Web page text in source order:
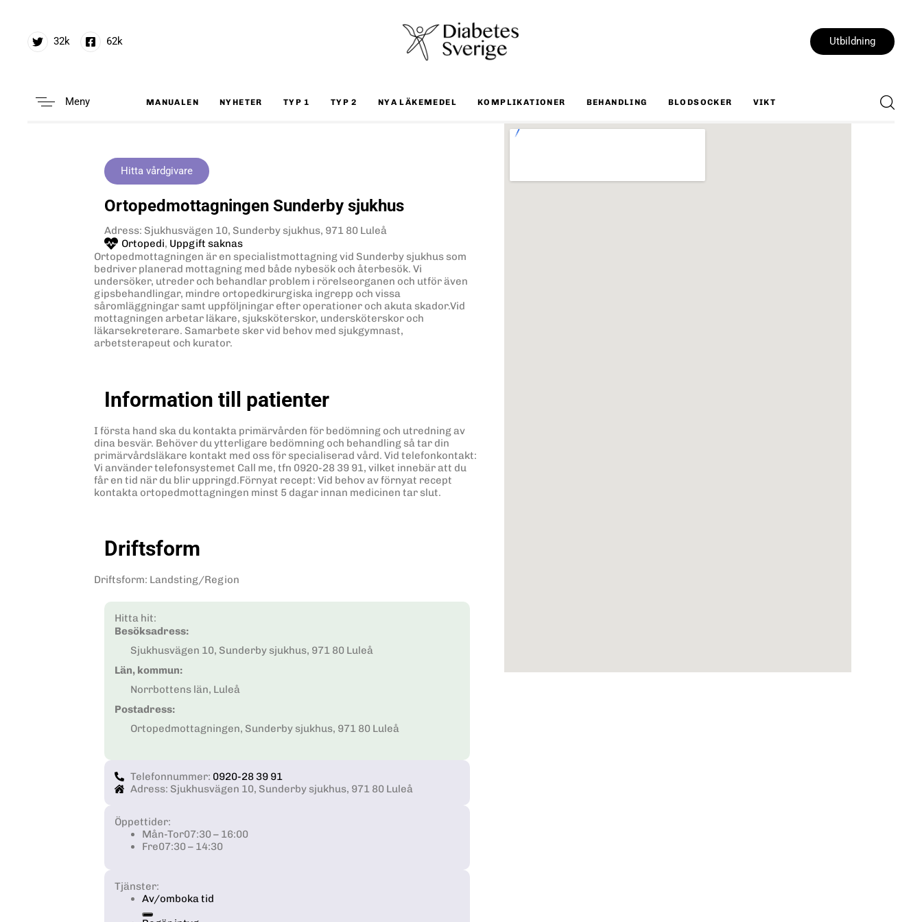
32k 62k Utbildning
Meny MANUALEN NYHETER TYP 1 TYP 2 NYA LÄKEMEDEL KOMPLIKATIONER BEHANDLING BLODSOCKER VIKT
Hitta vårdgivare
Ortopedmottagningen Sunderby sjukhus
Adress: Sjukhusvägen 10, Sunderby sjukhus, 971 80 Luleå
Ortopedi, Uppgift saknas
Ortopedmottagningen är en specialistmottagning vid Sunderby sjukhus som
bedriver planerad mottagning med både nybesök och återbesök. Vi
undersöker, utreder och behandlar problem i rörelseorganen och utför även
gipsbehandlingar, mindre ortopedkirurgiska ingrepp och vissa
såromläggningar samt uppföljningar efter operationer och akuta skador.Vid
mottagningen arbetar läkare, sjuksköterskor, undersköterskor och
läkarsekreterare. Samarbete sker vid behov med sjukgymnast,
arbetsterapeut och kurator.
Information till patienter
I första hand ska du kontakta primärvården för bedömning och utredning av
dina besvär. Behöver du ytterligare bedömning och behandling så tar din
primärvårdsläkare kontakt med oss för specialiserad vård. Vid telefonkontakt:
Vi använder telefonsystemet Call me, tfn 0920-28 39 91, vilket innebär att du
får en tid när du blir uppringd.Förnyat recept: Vid behov av förnyat recept
kontakta ortopedmottagningen minst 5 dagar innan medicinen tar slut.
Driftsform
Driftsform: Landsting/Region
Hitta hit:
Besöksadress:
Sjukhusvägen 10, Sunderby sjukhus, 971 80 Luleå
Län, kommun:
Norrbottens län, Luleå
Postadress:
Ortopedmottagningen, Sunderby sjukhus, 971 80 Luleå
Telefonnummer: 0920-28 39 91
Adress: Sjukhusvägen 10, Sunderby sjukhus, 971 80 Luleå
Öppettider:
Mån-Tor07:30 – 16:00
Fre07:30 – 14:30
Tjänster:
Av/omboka tid